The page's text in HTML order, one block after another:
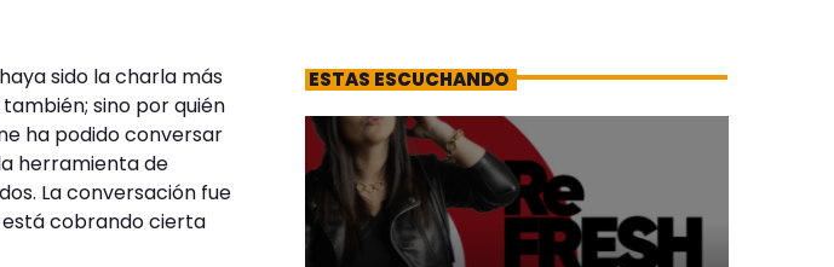
sido la charla más
sino por quién
ha podido conversar
herramienta de
La conversación fue
está cobrando cierta
ESTAS ESCUCHANDO